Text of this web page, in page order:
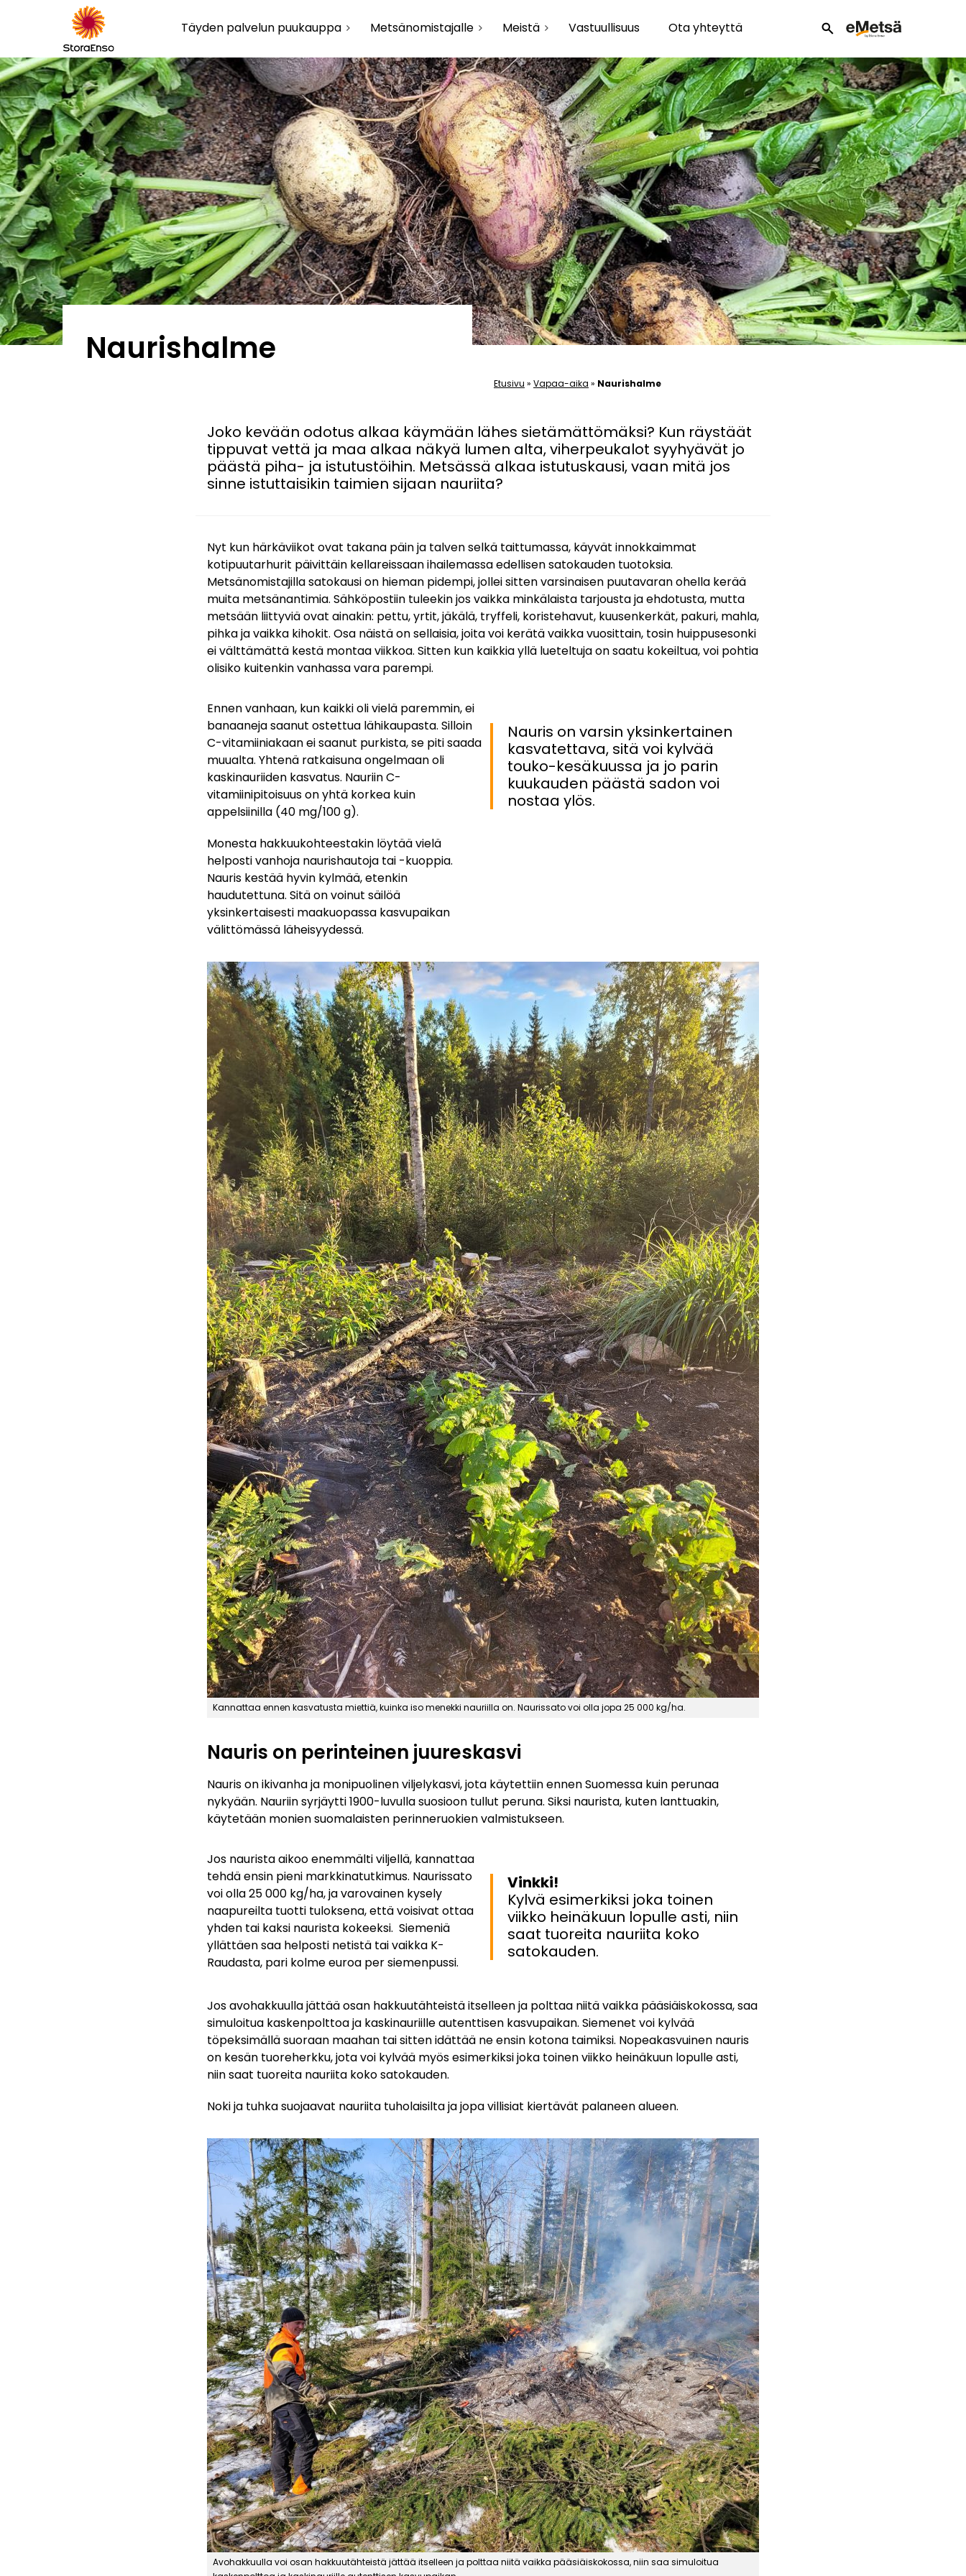
Täyden palvelun puukauppa Metsänomistajalle Meistä Vastuullisuus Ota yhteyttä search
Naurishalme
Etusivu » Vapaa-aika » Naurishalme
Joko kevään odotus alkaa käymään lähes sietämättömäksi? Kun räystäät
tippuvat vettä ja maa alkaa näkyä lumen alta, viherpeukalot syyhyävät jo
päästä piha- ja istutustöihin. Metsässä alkaa istutuskausi, vaan mitä jos
sinne istuttaisikin taimien sijaan nauriita?
Nyt kun härkäviikot ovat takana päin ja talven selkä taittumassa, käyvät innokkaimmat
kotipuutarhurit päivittäin kellareissaan ihailemassa edellisen satokauden tuotoksia.
Metsänomistajilla satokausi on hieman pidempi, jollei sitten varsinaisen puutavaran ohella kerää
muita metsänantimia. Sähköpostiin tuleekin jos vaikka minkälaista tarjousta ja ehdotusta, mutta
metsään liittyviä ovat ainakin: pettu, yrtit, jäkälä, tryffeli, koristehavut, kuusenkerkät, pakuri, mahla,
pihka ja vaikka kihokit. Osa näistä on sellaisia, joita voi kerätä vaikka vuosittain, tosin huippusesonki
ei välttämättä kestä montaa viikkoa. Sitten kun kaikkia yllä lueteltuja on saatu kokeiltua, voi pohtia
olisiko kuitenkin vanhassa vara parempi.
Ennen vanhaan, kun kaikki oli vielä paremmin, ei
banaaneja saanut ostettua lähikaupasta. Silloin
C-vitamiiniakaan ei saanut purkista, se piti saada
muualta. Yhtenä ratkaisuna ongelmaan oli
kaskinauriiden kasvatus. Nauriin C-
vitamiinipitoisuus on yhtä korkea kuin
appelsiinilla (40 mg/100 g).
Monesta hakkuukohteestakin löytää vielä
helposti vanhoja naurishautoja tai -kuoppia.
Nauris kestää hyvin kylmää, etenkin
haudutettuna. Sitä on voinut säilöä
yksinkertaisesti maakuopassa kasvupaikan
välittömässä läheisyydessä.
Nauris on varsin yksinkertainen
kasvatettava, sitä voi kylvää
touko-kesäkuussa ja jo parin
kuukauden päästä sadon voi
nostaa ylös.
Kannattaa ennen kasvatusta miettiä, kuinka iso menekki nauriilla on. Naurissato voi olla jopa 25 000 kg/ha.
Nauris on perinteinen juureskasvi
Nauris on ikivanha ja monipuolinen viljelykasvi, jota käytettiin ennen Suomessa kuin perunaa
nykyään. Nauriin syrjäytti 1900-luvulla suosioon tullut peruna. Siksi naurista, kuten lanttuakin,
käytetään monien suomalaisten perinneruokien valmistukseen.
Jos naurista aikoo enemmälti viljellä, kannattaa
tehdä ensin pieni markkinatutkimus. Naurissato
voi olla 25 000 kg/ha, ja varovainen kysely
naapureilta tuotti tuloksena, että voisivat ottaa
yhden tai kaksi naurista kokeeksi. Siemeniä
yllättäen saa helposti netistä tai vaikka K-
Raudasta, pari kolme euroa per siemenpussi.
Vinkki!
Kylvä esimerkiksi joka toinen
viikko heinäkuun lopulle asti, niin
saat tuoreita nauriita koko
satokauden.
Jos avohakkuulla jättää osan hakkuutähteistä itselleen ja polttaa niitä vaikka pääsiäiskokossa, saa
simuloitua kaskenpolttoa ja kaskinauriille autenttisen kasvupaikan. Siemenet voi kylvää
töpeksimällä suoraan maahan tai sitten idättää ne ensin kotona taimiksi. Nopeakasvuinen nauris
on kesän tuoreherkku, jota voi kylvää myös esimerkiksi joka toinen viikko heinäkuun lopulle asti,
niin saat tuoreita nauriita koko satokauden.
Noki ja tuhka suojaavat nauriita tuholaisilta ja jopa villisiat kiertävät palaneen alueen.
Avohakkuulla voi osan hakkuutähteistä jättää itselleen ja polttaa niitä vaikka pääsiäiskokossa, niin saa simuloitua